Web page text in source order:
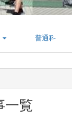
普通科
一覧